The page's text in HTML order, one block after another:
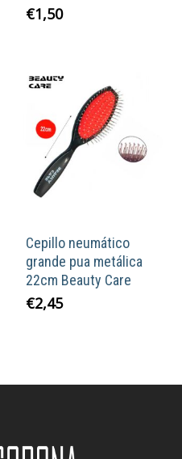
€1,50
Cepillo neumático
grande pua metálica
22cm Beauty Care
€2,45